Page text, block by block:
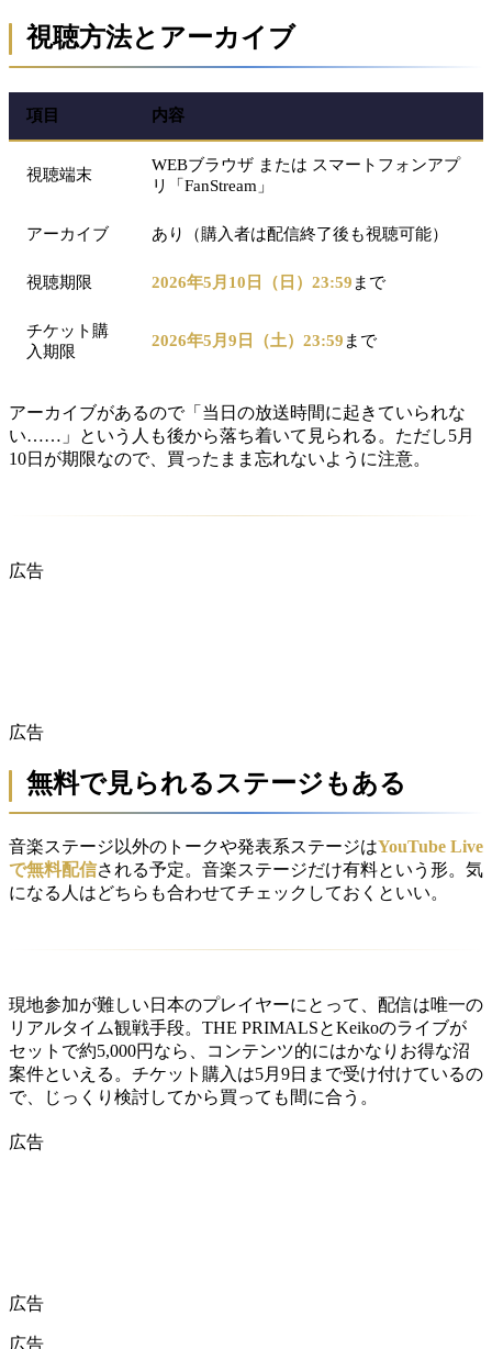
視聴方法とアーカイブ
項目 内容
視聴端末
WEBブラウザ または スマートフォンアプ
リ「FanStream」
アーカイブ あり（購入者は配信終了後も視聴可能）
視聴期限 2026年5月10日（日）23:59 まで
チケット購
入期限
2026年5月9日（土）23:59 まで
アーカイブがあるので「当日の放送時間に起きていられな
い……」という人も後から落ち着いて見られる。ただし5月
10日が期限なので、買ったまま忘れないように注意。
広告
広告
無料で見られるステージもある
音楽ステージ以外のトークや発表系ステージはYouTube Live
で無料配信される予定。音楽ステージだけ有料という形。気
になる人はどちらも合わせてチェックしておくといい。
現地参加が難しい日本のプレイヤーにとって、配信は唯一の
リアルタイム観戦手段。THE PRIMALSとKeikoのライブが
セットで約5,000円なら、コンテンツ的にはかなりお得な沼
案件といえる。チケット購入は5月9日まで受け付けているの
で、じっくり検討してから買っても間に合う。
広告
広告
広告